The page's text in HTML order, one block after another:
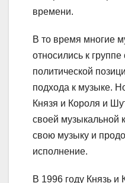
времени.
В то время многие
относились к группе
политической
подхода к музыке.
Князя и Короля и
своей музыкальной
свою музыку и
исполнение.
В 1996 году Князь